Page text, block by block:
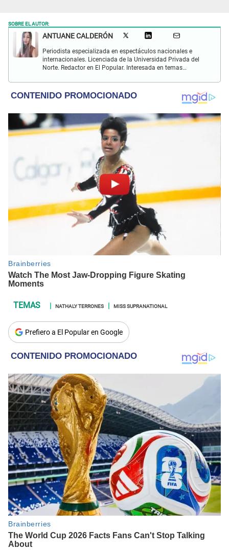
SOBRE EL AUTOR:
ANTUANE CALDERÓN
Periodista especializada en espectáculos nacionales e
internacionales. Licenciada de la Universidad Privada del
Norte. Redactor en El Popular. Interesada en temas
y televisión.
NATHALY TERRONES MISS SUPRANATIONAL
Prefiero a El Popular en Google